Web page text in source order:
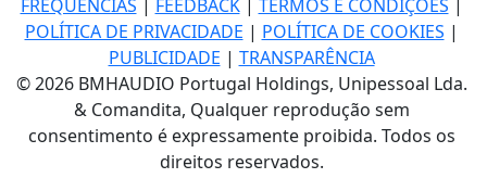
FREQUÊNCIAS | FEEDBACK| TERMOS E CONDIÇÕES |
POLÍTICA DE PRIVACIDADE | POLÍTICA DE COOKIES |
PUBLICIDADE | TRANSPARÊNCIA
© 2026 BMHAUDIO Portugal Holdings, Unipessoal Lda.
& Comandita, Qualquer reprodução sem
consentimento é expressamente proibida. Todos os
direitos reservados.